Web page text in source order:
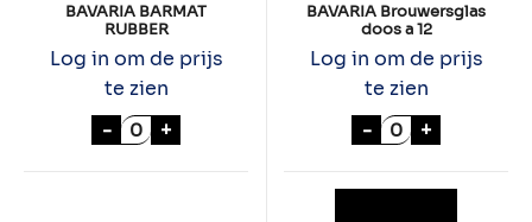
BAVARIA BARMAT
RUBBER
Log in om de prijs
te zien
- BAVARIA BARMAT RUBBER aantal
+
BAVARIA Brouwersglas
doos a 12
Log in om de prijs
te zien
- BAVARIA
+